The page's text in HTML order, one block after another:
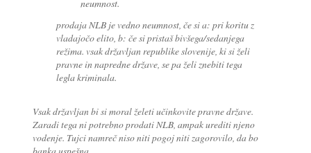
neumnost.
prodaja NLB je vedno neumnost, če si a: pri koritu z
vladajočo elito, b: če si pristaš bivšega/sedanjega
režima. vsak državljan republike slovenije, ki si želi
pravne in napredne države, se pa želi znebiti tega
legla kriminala.
Vsak državljan bi si moral želeti učinkovite pravne države.
Zaradi tega ni potrebno prodati NLB, ampak urediti njeno
vodenje. Tujci namreč niso niti pogoj niti zagorovilo, da bo
banka uspešna.